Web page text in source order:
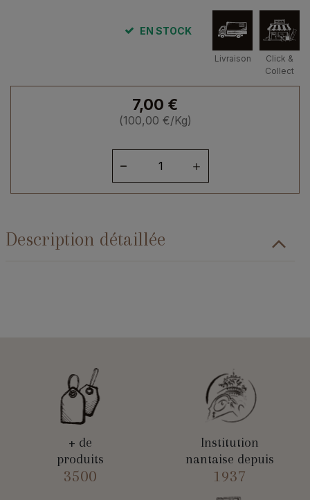
EN STOCK
Livraison
Click &
Collect
7,00 €
(100,00 €/Kg)
Tablette
70%
Description détaillée
+ de
produits
3500
Institution
nantaise depuis
1937